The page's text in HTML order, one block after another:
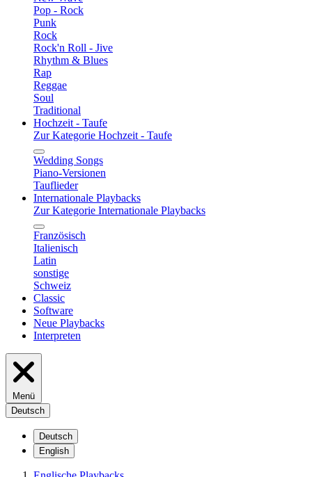
Pop - Rock
Punk
Rock
Rock'n Roll - Jive
Rhythm & Blues
Rap
Reggae
Soul
Traditional
Hochzeit - Taufe
Zur Kategorie Hochzeit - Taufe
Wedding Songs
Piano-Versionen
Tauflieder
Internationale Playbacks
Zur Kategorie Internationale Playbacks
Französisch
Italienisch
Latin
sonstige
Schweiz
Classic
Software
Neue Playbacks
Interpreten
Menü
Deutsch
Deutsch
English